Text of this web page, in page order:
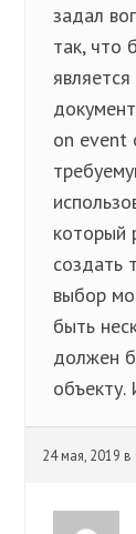
задал
так, что
on event
который
создать
выбор
быть
должен
объекту.
24 мая, 2019 в